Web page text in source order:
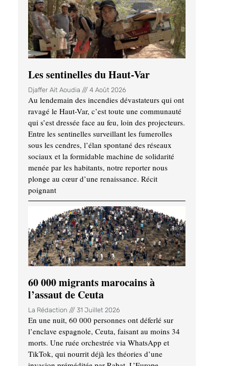
Les sentinelles du Haut-Var
Djaffer Ait Aoudia 4 Août 2026
Au lendemain des incendies dévastateurs qui ont
ravagé le Haut-Var, c’est toute une communauté
qui s’est dressée face au feu, loin des projecteurs.
Entre les sentinelles surveillant les fumerolles
sous les cendres, l’élan spontané des réseaux
sociaux et la formidable machine de solidarité
menée par les habitants, notre reporter nous
plonge au cœur d’une renaissance. Récit
poignant
60 000 migrants marocains à
l’assaut de Ceuta
La Rédaction 31 Juillet 2026
En une nuit, 60 000 personnes ont déferlé sur
l’enclave espagnole, Ceuta, faisant au moins 34
morts. Une ruée orchestrée via WhatsApp et
TikTok, qui nourrit déjà les théories d’une